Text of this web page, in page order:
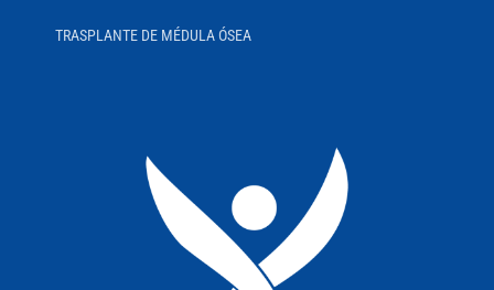
TRASPLANTE DE MÉDULA ÓSEA